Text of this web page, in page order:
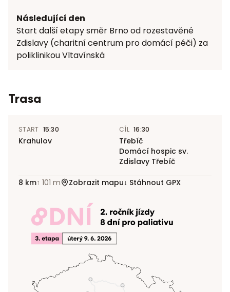
Následující den
Start další etapy směr Brno od rozestavěné
Zdislavy (charitní centrum pro domácí péči) za
poliklinikou Vltavínská
Trasa
START 15:30
Krahulov
CÍL 16:30
Třebíč
Domácí hospic sv.
Zdislavy Třebíč
8 km↑ 101 m Zobrazit mapu↓ Stáhnout GPX